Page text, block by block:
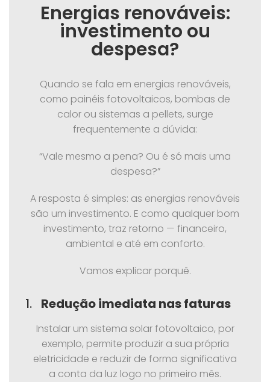
Energias renováveis:
investimento ou
despesa?
Quando se fala em energias renováveis,
como painéis fotovoltaicos, bombas de
calor ou sistemas a pellets, surge
frequentemente a dúvida:
“Vale mesmo a pena? Ou é só mais uma
despesa?”
A resposta é simples: as energias renováveis
são um investimento. E como qualquer bom
investimento, traz retorno — financeiro,
ambiental e até em conforto.
Vamos explicar porquê.
1. Redução imediata nas faturas
Instalar um sistema solar fotovoltaico, por
exemplo, permite produzir a sua própria
eletricidade e reduzir de forma significativa
a conta da luz logo no primeiro mês.